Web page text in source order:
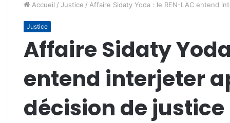
Accueil / Justice / Affaire Sidaty Yoda : le REN-LAC entend
Justice
Affaire Sidaty
entend interjeter
décision de justice